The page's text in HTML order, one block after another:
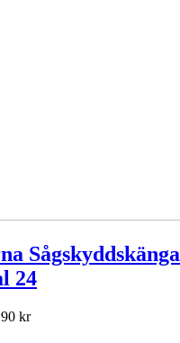
Sågskyddskänga
24
krPrisintervall: